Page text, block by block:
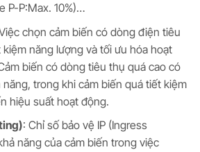
P-P:Max. 10%)…
chọn cảm biến có dòng điện tiêu
năng lượng và tối ưu hóa hoạt
biến có dòng tiêu thụ quá cao có
trong khi cảm biến quá tiết kiệm
hiệu suất hoạt động.
: Chỉ số bảo vệ IP (Ingress
năng của cảm biến trong việc